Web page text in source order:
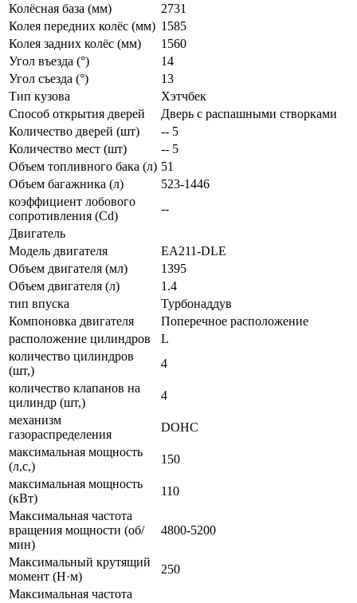
Колёсная база (мм)
2731
Колея передних колёс (мм) 1585
Колея задних колёс (мм)
1560
Угол въезда (°)
14
Угол съезда (°)
13
Тип кузова
Хэтчбек
Способ открытия дверей
Дверь с распашными створками
Количество дверей (шт)
-- 5
Количество мест (шт)
-- 5
Объем топливного бака (л) 51
Объем багажника (л)
523-1446
коэффициент лобового
сопротивления (Cd)
--
Двигатель
Модель двигателя
EA211-DLE
Объем двигателя (мл)
1395
Объем двигателя (л)
1.4
тип впуска
Турбонаддув
Компоновка двигателя
Поперечное расположение
расположение цилиндров
L
количество цилиндров
(шт,)
4
количество клапанов на
цилиндр (шт,)
4
механизм
газораспределения
DOHC
максимальная мощность
(л,с,)
150
максимальная мощность
(кВт)
110
Максимальная частота
вращения мощности (об/
мин)
4800-5200
Максимальный крутящий
момент (Н·м)
250
Максимальная частота